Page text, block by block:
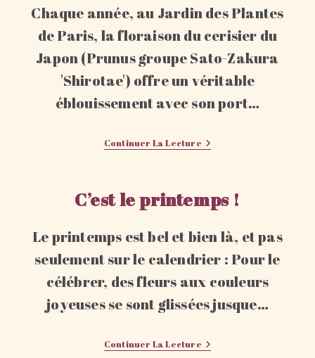
Chaque année, au Jardin des Plantes
de Paris, la floraison du cerisier du
Japon (Prunus groupe Sato-Zakura
'Shirotae') offre un véritable
éblouissement avec son port…
Continuer La LectureNouvelle
Collection
Ikebana
C’est le printemps !
Le printemps est bel et bien là, et pas
seulement sur le calendrier : Pour le
célébrer, des fleurs aux couleurs
joyeuses se sont glissées jusque…
Continuer La LectureC’est
Le